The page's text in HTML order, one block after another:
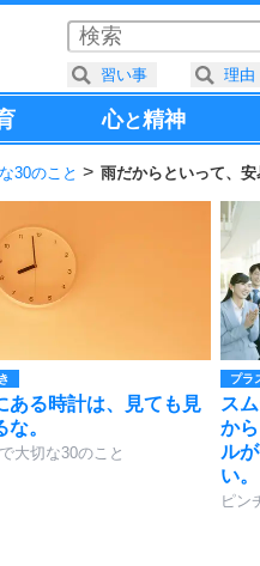
心と精神
30のこと 雨だからといって、安
ある時計は、見ても見
。
大切な30のこと
プラ
ス
か
ル
い。
ピン
習い事 理由